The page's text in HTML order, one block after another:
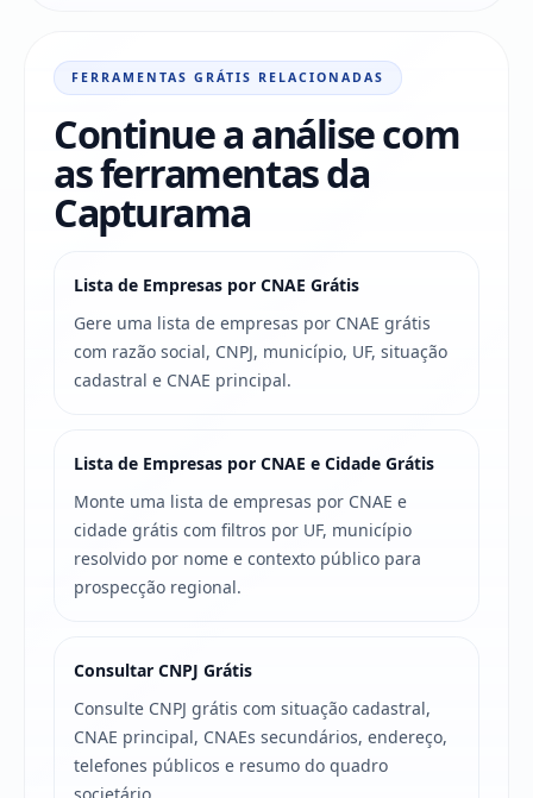
FERRAMENTAS GRÁTIS RELACIONADAS
Continue a análise com
as ferramentas da
Capturama
Lista de Empresas por CNAE Grátis
Gere uma lista de empresas por CNAE grátis
com razão social, CNPJ, município, UF, situação
cadastral e CNAE principal.
Lista de Empresas por CNAE e Cidade Grátis
Monte uma lista de empresas por CNAE e
cidade grátis com filtros por UF, município
resolvido por nome e contexto público para
prospecção regional.
Consultar CNPJ Grátis
Consulte CNPJ grátis com situação cadastral,
CNAE principal, CNAEs secundários, endereço,
telefones públicos e resumo do quadro